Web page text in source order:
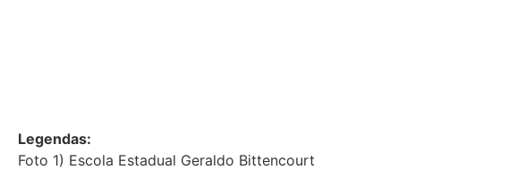
Legendas:
Foto 1) Escola Estadual Geraldo Bittencourt